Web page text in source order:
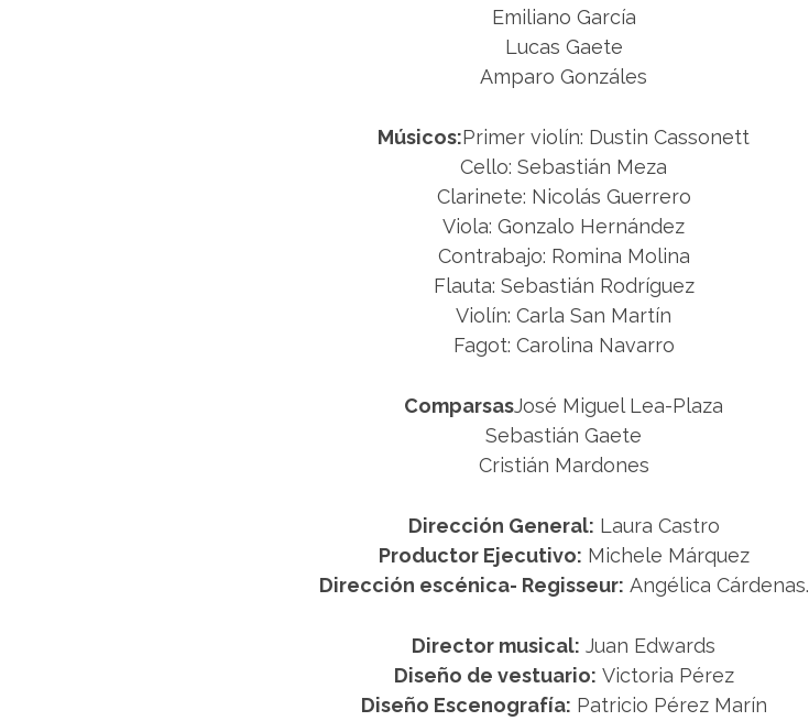
Emiliano García
Lucas Gaete
Amparo Gonzáles
Músicos:Primer violín: Dustin Cassonett
Cello: Sebastián Meza
Clarinete: Nicolás Guerrero
Viola: Gonzalo Hernández
Contrabajo: Romina Molina
Flauta: Sebastián Rodríguez
Violín: Carla San Martín
Fagot: Carolina Navarro
ComparsasJosé Miguel Lea-Plaza
Sebastián Gaete
Cristián Mardones
Dirección General: Laura Castro
Productor Ejecutivo: Michele Márquez
Dirección escénica- Regisseur: Angélica Cárdenas.
Director musical: Juan Edwards
Diseño de vestuario: Victoria Pérez
Diseño Escenografía: Patricio Pérez Marín